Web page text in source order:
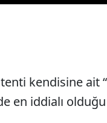
kendisine ait
en iddialı